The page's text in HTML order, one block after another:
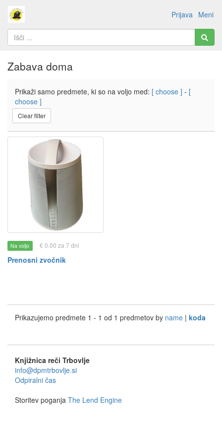
Meni
Prijava
Zabava doma
Prikaži samo predmete, ki so na voljo med: [ choose ] - [
choose ]
Clear filter
Na voljo € 0.00 za 7 dni
Prenosni zvočnik
Prikazujemo predmete 1 - 1 od 1 predmetov by name | koda
Knjižnica reči Trbovlje
info@dpmtrbovlje.si
Odpiralni čas
Storitev poganja The Lend Engine